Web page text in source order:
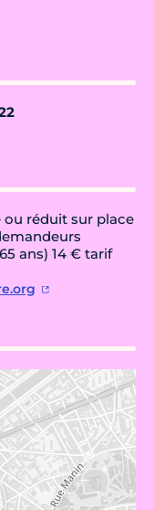
ou réduit sur place
ans) 14 € tarif